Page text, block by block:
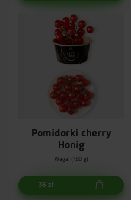
Pomidorki cherry
Honig
Waga: (180 g)
36 zł